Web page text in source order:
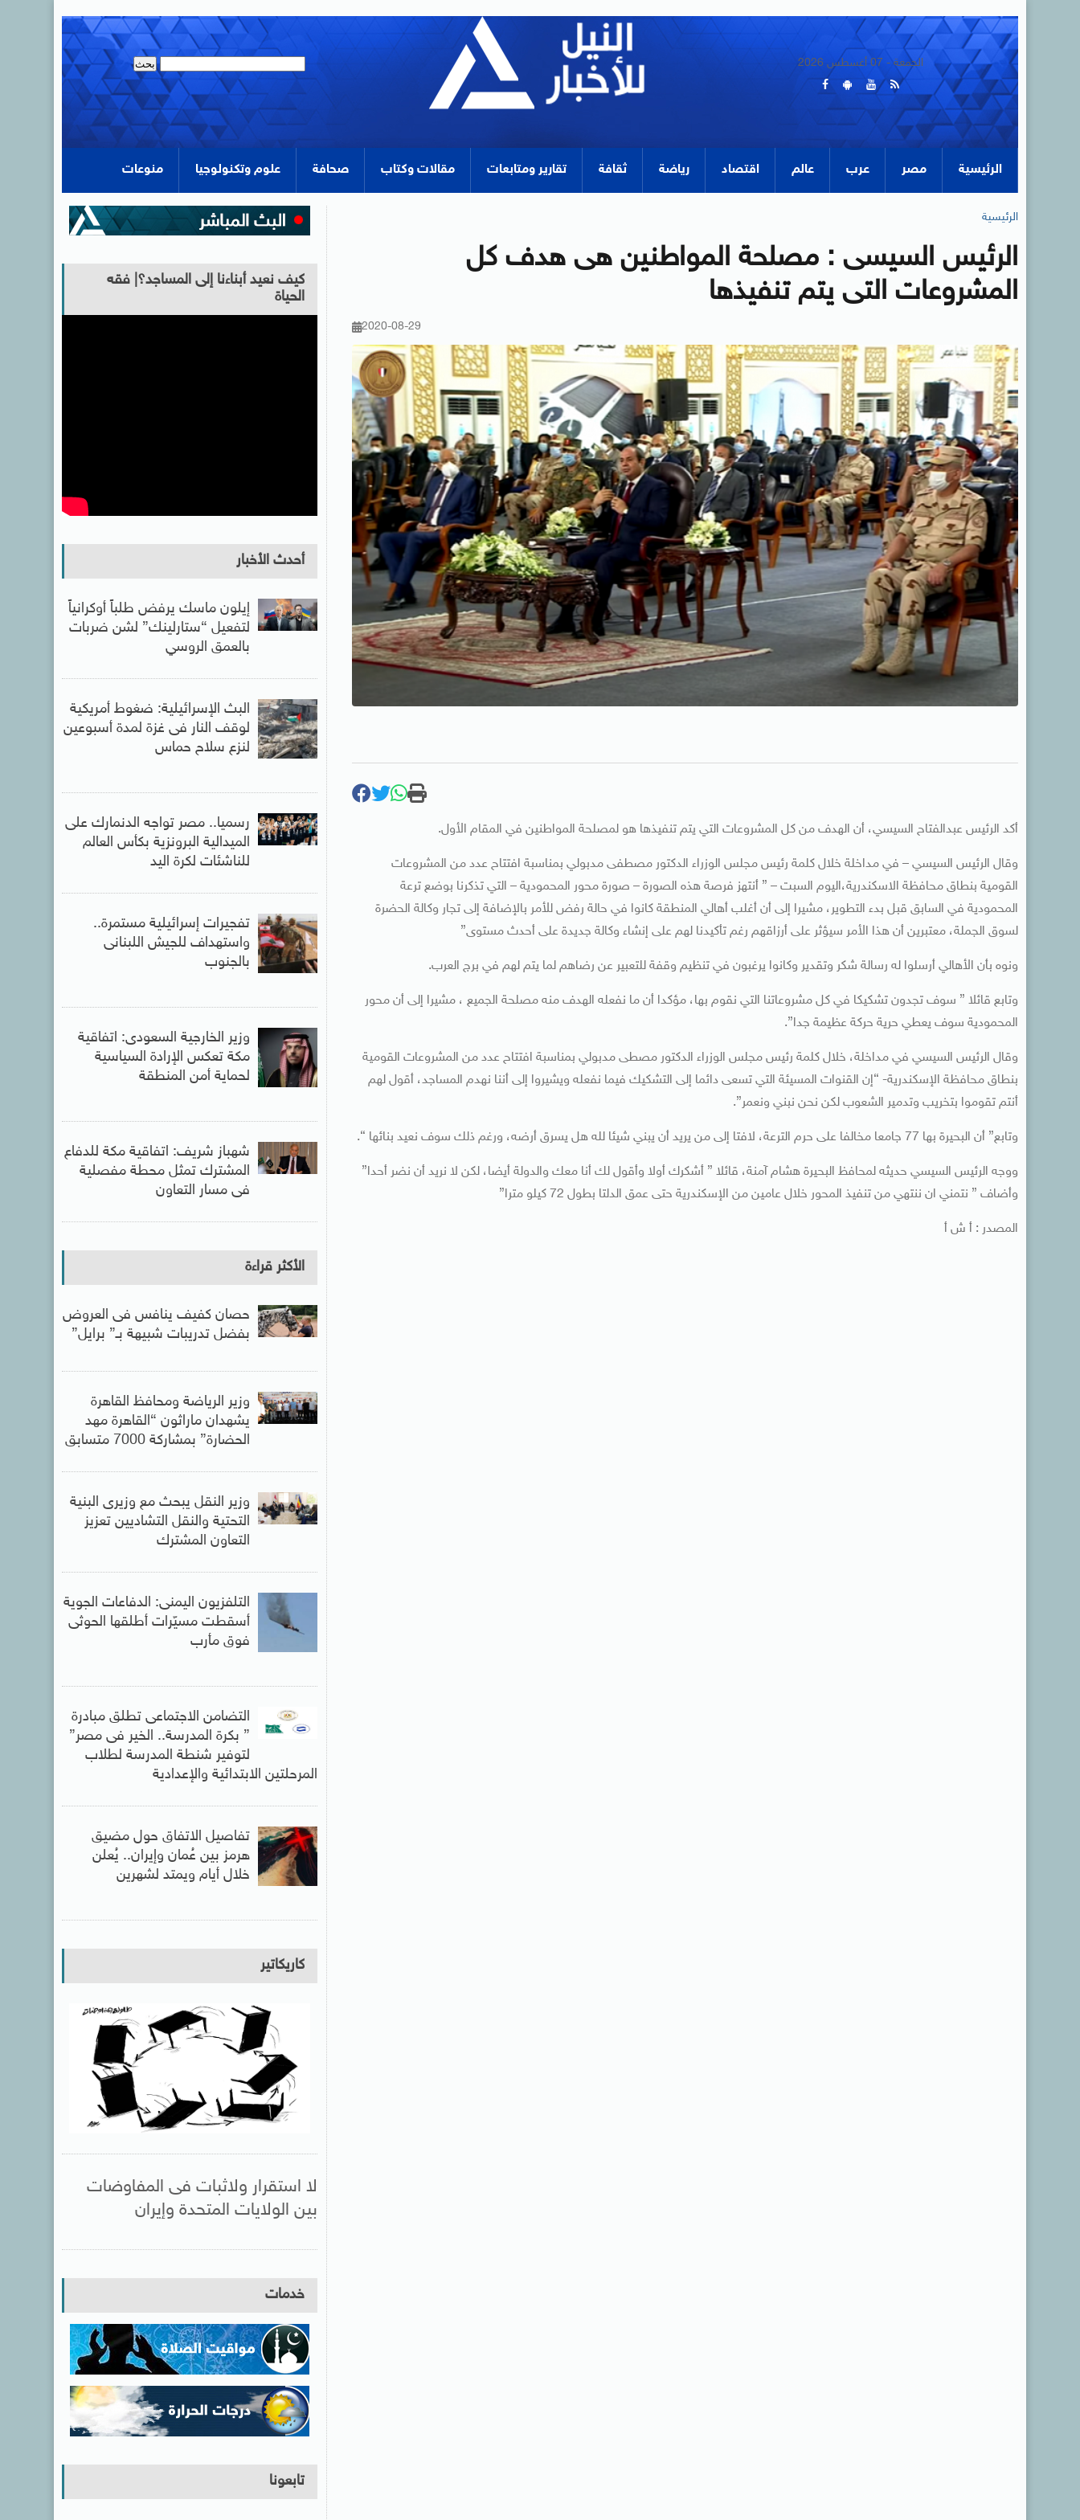
الجمعة - 07 أغسطس 2026
الرئيسية مصر عرب عالم اقتصاد رياضة ثقافة تقارير ومتابعات مقالات وكتاب صحافة علوم وتكنولوجيا منوعات
الرئيسية
الرئيس السيسى : مصلحة المواطنين هى هدف كل
المشروعات التى يتم تنفيذها
2020-08-29
أكد الرئيس عبدالفتاح السيسي، أن الهدف من كل المشروعات التي يتم تنفيذها هو لمصلحة المواطنين في المقام الأول.
وقال الرئيس السيسي – في مداخلة خلال كلمة رئيس مجلس الوزراء الدكتور مصطفى مدبولي بمناسبة افتتاح عدد من المشروعات
القومية بنطاق محافظة الاسكندرية،اليوم السبت – ” أنتهز فرصة هذه الصورة – صورة محور المحمودية – التي تذكرنا بوضع ترعة
المحمودية في السابق قبل بدء التطوير، مشيرا إلى أن أغلب أهالي المنطقة كانوا في حالة رفض للأمر بالإضافة إلى تجار وكالة الحضرة
لسوق الجملة، معتبرين أن هذا الأمر سيؤثر على أرزاقهم رغم تأكيدنا لهم على إنشاء وكالة جديدة على أحدث مستوى”
ونوه بأن الأهالي أرسلوا له رسالة شكر وتقدير وكانوا يرغبون في تنظيم وقفة للتعبير عن رضاهم لما يتم لهم في برج العرب.
وتابع قائلا ” سوف تجدون تشكيكا في كل مشروعاتنا التي نقوم بها، مؤكدا أن ما نفعله الهدف منه مصلحة الجميع ، مشيرا إلى أن محور
المحمودية سوف يعطي حرية حركة عظيمة جدا”.
وقال الرئيس السيسي في مداخلة، خلال كلمة رئيس مجلس الوزراء الدكتور مصطى مدبولي بمناسبة افتتاح عدد من المشروعات القومية
بنطاق محافظة الإسكندرية- “إن القنوات المسيئة التي تسعى دائما إلى التشكيك فيما نفعله ويشيروا إلى أننا نهدم المساجد، أقول لهم
أنتم تقوموا بتخريب وتدمير الشعوب لكن نحن نبني ونعمر”.
وتابع” أن البحيرة بها 77 جامعا مخالفا على حرم الترعة، لافتا إلى من يريد أن يبني شيئا لله هل يسرق أرضه، ورغم ذلك سوف نعيد بنائها “.
ووجه الرئيس السيسي حديثه لمحافظ البحيرة هشام آمنة، قائلا ” أشكرك أولا وأقول لك أنا معك والدولة أيضا، لكن لا نريد أن نضر أحدا”
وأضاف ” نتمني ان ننتهي من تنفيذ المحور خلال عامين من الإسكندرية حتى عمق الدلتا بطول 72 كيلو مترا”
المصدر : أ ش أ
كيف نعيد أبناءنا إلى المساجد؟| فقه
الحياة
أحدث الأخبار
إيلون ماسك يرفض طلباً أوكرانياً
لتفعيل “ستارلينك” لشن ضربات
بالعمق الروسي
البث الإسرائيلية: ضغوط أمريكية
لوقف النار فى غزة لمدة أسبوعين
لنزع سلاح حماس
رسميا.. مصر تواجه الدنمارك على
الميدالية البرونزية بكأس العالم
للناشئات لكرة اليد
تفجيرات إسرائيلية مستمرة..
واستهداف للجيش اللبنانى
بالجنوب
وزير الخارجية السعودى: اتفاقية
مكة تعكس الإرادة السياسية
لحماية أمن المنطقة
شهباز شريف: اتفاقية مكة للدفاع
المشترك تمثل محطة مفصلية
فى مسار التعاون
الأكثر قراءة
حصان كفيف ينافس فى العروض
بفضل تدريبات شبيهة بـ” برايل”
وزير الرياضة ومحافظ القاهرة
يشهدان ماراثون “القاهرة مهد
الحضارة” بمشاركة 7000 متسابق
وزير النقل يبحث مع وزيرى البنية
التحتية والنقل التشاديين تعزيز
التعاون المشترك
التلفزيون اليمنى: الدفاعات الجوية
أسقطت مسيّرات أطلقها الحوثى
فوق مأرب
التضامن الاجتماعى تطلق مبادرة
” بكرة المدرسة.. الخير فى مصر”
لتوفير شنطة المدرسة لطلاب
المرحلتين الابتدائية والإعدادية
تفاصيل الاتفاق حول مضيق
هرمز بين عُمان وإيران.. يُعلن
خلال أيام ويمتد لشهرين
كاريكاتير
لا استقرار ولاثبات فى المفاوضات
بين الولايات المتحدة وإيران
خدمات
تابعونا